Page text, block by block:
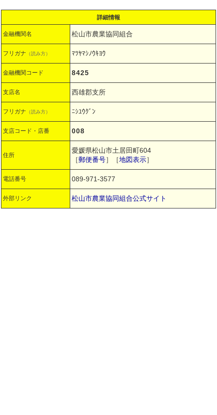
詳細情報
金融機関名 松山市農業協同組合
フリガナ （読み方） ﾏﾂﾔﾏｼﾉｳｷﾖｳ
金融機関コード 8425
支店名 西雄郡支所
フリガナ （読み方） ﾆｼﾕｳｸﾞﾝ
支店コード・店番 008
住所
愛媛県松山市土居田町604
［郵便番号］［地図表示］
電話番号 089-971-3577
外部リンク 松山市農業協同組合公式サイト